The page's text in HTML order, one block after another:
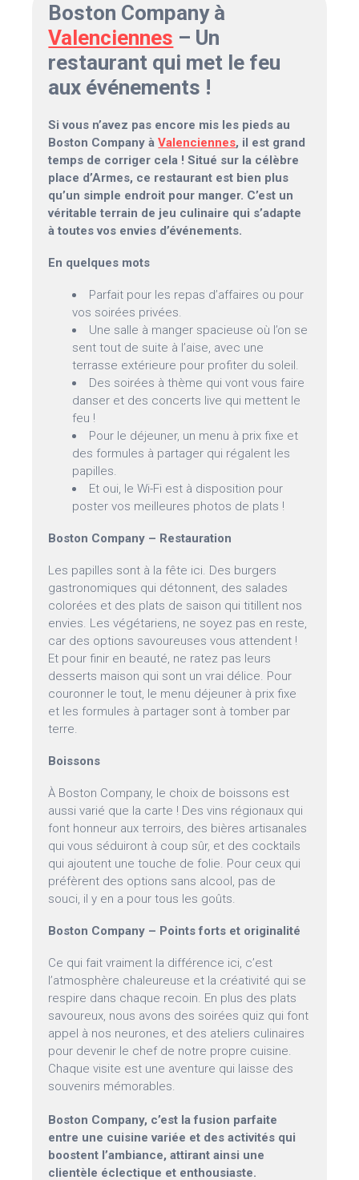
Boston Company à
Valenciennes – Un
restaurant qui met le feu
aux événements !
Si vous n’avez pas encore mis les pieds au
Boston Company àValenciennes, il est grand
temps de corriger cela ! Situé sur la célèbre
place d’Armes, ce restaurant est bien plus
qu’un simple endroit pour manger. C’est un
véritable terrain de jeu culinaire qui s’adapte
à toutes vos envies d’événements.
En quelques mots
Parfait pour les repas d’affaires ou pour
vos soirées privées.
Une salle à manger spacieuse où l’on se
sent tout de suite à l’aise, avec une
terrasse extérieure pour profiter du soleil.
Des soirées à thème qui vont vous faire
danser et des concerts live qui mettent le
feu !
Pour le déjeuner, un menu à prix fixe et
des formules à partager qui régalent les
papilles.
Et oui, le Wi-Fi est à disposition pour
poster vos meilleures photos de plats !
Boston Company – Restauration
Les papilles sont à la fête ici. Des burgers
gastronomiques qui détonnent, des salades
colorées et des plats de saison qui titillent nos
envies. Les végétariens, ne soyez pas en reste,
car des options savoureuses vous attendent !
Et pour finir en beauté, ne ratez pas leurs
desserts maison qui sont un vrai délice. Pour
couronner le tout, le menu déjeuner à prix fixe
et les formules à partager sont à tomber par
terre.
Boissons
À Boston Company, le choix de boissons est
aussi varié que la carte ! Des vins régionaux qui
font honneur aux terroirs, des bières artisanales
qui vous séduiront à coup sûr, et des cocktails
qui ajoutent une touche de folie. Pour ceux qui
préfèrent des options sans alcool, pas de
souci, il y en a pour tous les goûts.
Boston Company – Points forts et originalité
Ce qui fait vraiment la différence ici, c’est
l’atmosphère chaleureuse et la créativité qui se
respire dans chaque recoin. En plus des plats
savoureux, nous avons des soirées quiz qui font
appel à nos neurones, et des ateliers culinaires
pour devenir le chef de notre propre cuisine.
Chaque visite est une aventure qui laisse des
souvenirs mémorables.
Boston Company, c’est la fusion parfaite
entre une cuisine variée et des activités qui
boostent l’ambiance, attirant ainsi une
clientèle éclectique et enthousiaste.